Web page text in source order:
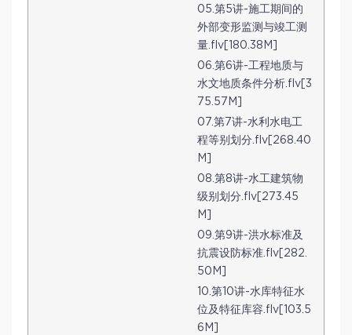
05.第5讲-施工期间的
外部变形监测与竣工测
量.flv[180.38M]
06.第6讲-工程地质与
水文地质条件分析.flv[3
75.57M]
07.第7讲-水利水电工
程等别划分.flv[268.40
M]
08.第8讲-水工建筑物
级别划分.flv[273.45
M]
09.第9讲-洪水标准及
抗震设防标准.flv[282.
50M]
10.第10讲-水库特征水
位及特征库容.flv[103.5
6M]